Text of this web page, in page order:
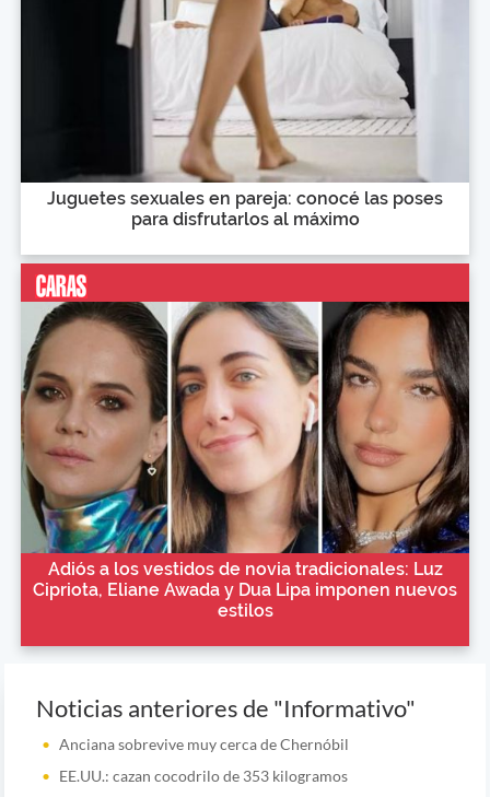
Juguetes sexuales en pareja: conocé las poses
para disfrutarlos al máximo
Adiós a los vestidos de novia tradicionales: Luz
Cipriota, Eliane Awada y Dua Lipa imponen nuevos
estilos
Noticias anteriores de "Informativo"
Anciana sobrevive muy cerca de Chernóbil
EE.UU.: cazan cocodrilo de 353 kilogramos